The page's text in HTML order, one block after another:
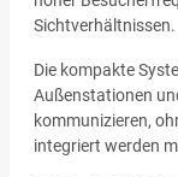
Sichtverhältnissen.
Die kompakte
Außenstationen
kommunizieren,
integriert werden